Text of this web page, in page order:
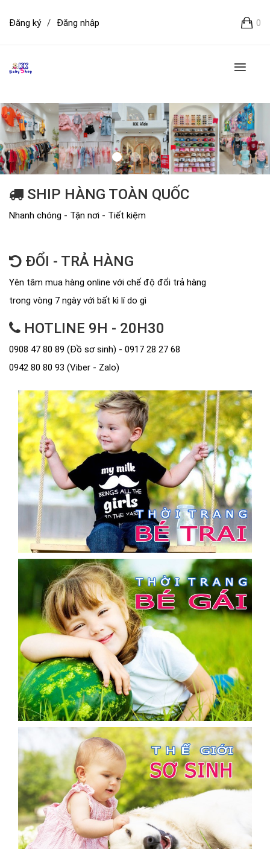
0
Đăng ký / Đăng nhập
SHIP HÀNG TOÀN QUỐC
Nhanh chóng - Tận nơi - Tiết kiệm
ĐỔI - TRẢ HÀNG
Yên tâm mua hàng online với chế độ đổi trả hàng
trong vòng 7 ngày với bất kì lí do gì
HOTLINE 9H - 20H30
0908 47 80 89 (Đồ sơ sinh) - 0917 28 27 68
0942 80 80 93 (Viber - Zalo)